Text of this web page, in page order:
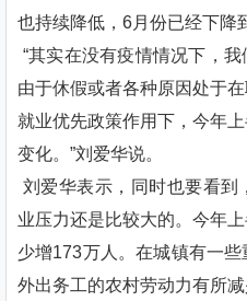
也持续降低，6月份已经下降
“其实在没有疫情情况下，
由于休假或者各种原因处于
就业优先政策作用下，今年
变化。”刘爱华说。
刘爱华表示，同时也要看到
业压力还是比较大的。今年
少增173万人。在城镇有一些
外出务工的农村劳动力有所